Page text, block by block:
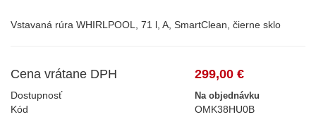
Vstavaná rúra WHIRLPOOL, 71 l, A, SmartClean, čierne sklo
Cena vrátane DPH 299,00 €
Dostupnosť Na objednávku
Kód
OMK38HU0B